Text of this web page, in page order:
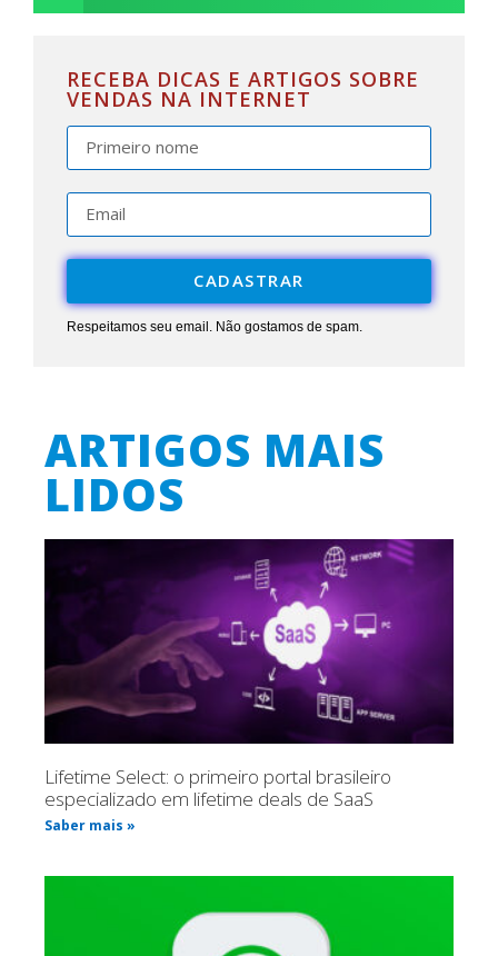
RECEBA DICAS E ARTIGOS SOBRE
VENDAS NA INTERNET
CADASTRAR
Respeitamos seu email. Não gostamos de spam.
ARTIGOS MAIS
LIDOS
Lifetime Select: o primeiro portal brasileiro
especializado em lifetime deals de SaaS
Saber mais »